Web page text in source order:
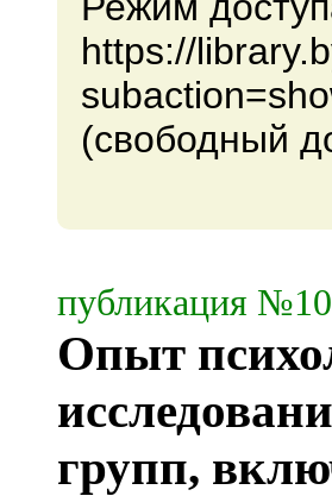
https://
(свободный
публикация
Опыт
групп,